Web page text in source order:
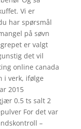
Vi er
har spørsmål
på søvn
er valgt
det vil
online canada
i verk, ifølge
2015
0.5 ts salt 2
For det var
–